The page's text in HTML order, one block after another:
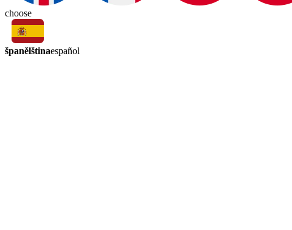
choose
španělštinaespañol